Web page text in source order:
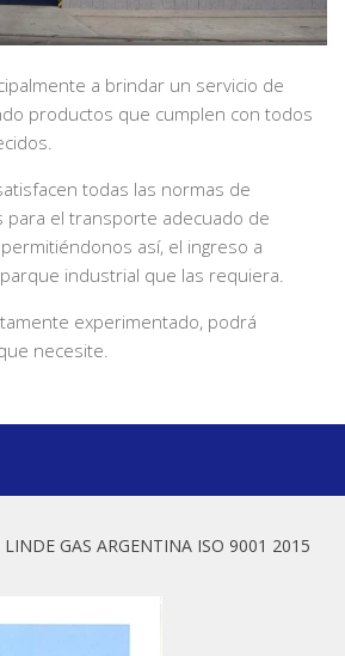
a brindar un servicio de
productos que cumplen con todos
todas las normas de
para el transporte adecuado de
así, el ingreso a
industrial que las requiera.
experimentado, podrá
necesite.
GAS ARGENTINA ISO 9001 2015